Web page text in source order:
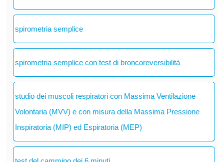
spirometria semplice
spirometria semplice con test di broncoreversibilità
studio dei muscoli respiratori con Massima Ventilazione
Volontaria (MVV) e con misura della Massima Pressione
Inspiratoria (MIP) ed Espiratoria (MEP)